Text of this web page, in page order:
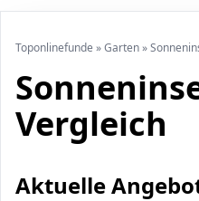
Toponlinefunde »Garten»
Vergleich
Aktuelle